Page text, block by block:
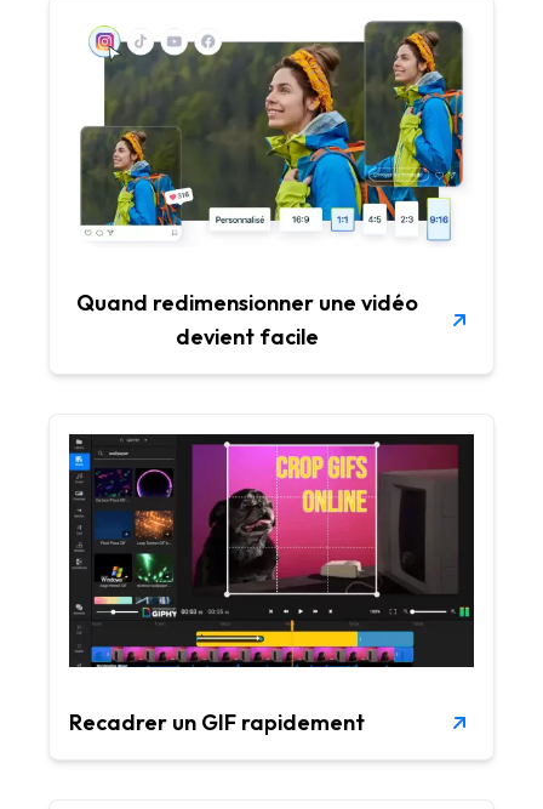
Quand redimensionner une vidéo
devient facile
Recadrer un GIF rapidement